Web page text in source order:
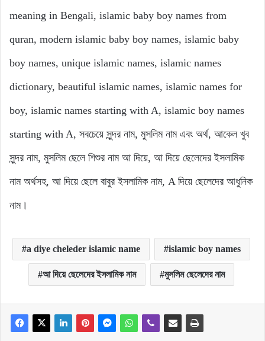
meaning in Bengali, islamic baby boy names from
quran, modern islamic baby boy names, islamic baby
boy names, unique islamic names, islamic names
dictionary, beautiful islamic names, islamic names for
boy, islamic names starting with A, islamic boy names
starting with A, সবচেয়ে সুন্দর নাম, মুসলিম নাম এবং অর্থ, আকেল খুব
সুন্দর নাম, মুসলিম ছেলে শিশুর নাম আ দিয়ে, আ দিয়ে ছেলেদের ইসলামিক
নাম অর্থসহ, আ দিয়ে ছেলে বাবুর ইসলামিক নাম, A দিয়ে ছেলেদের আধুনিক
নাম।
a diye cheleder islamic name islamic boy names
আ দিয়ে ছেলেদের ইসলামিক নাম মুসলিম ছেলেদের নাম